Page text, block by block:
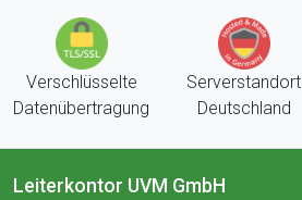
Verschlüsselte
Datenübertragung
Serverstandort
Deutschland
Leiterkontor UVM GmbH